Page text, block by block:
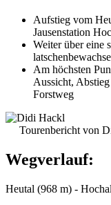
Aufstieg vom
Jausenstation
Weiter über eine
Am höchsten
Aussicht,
Forstweg
Tourenbericht von
Wegverlauf:
Heutal (968 m) -